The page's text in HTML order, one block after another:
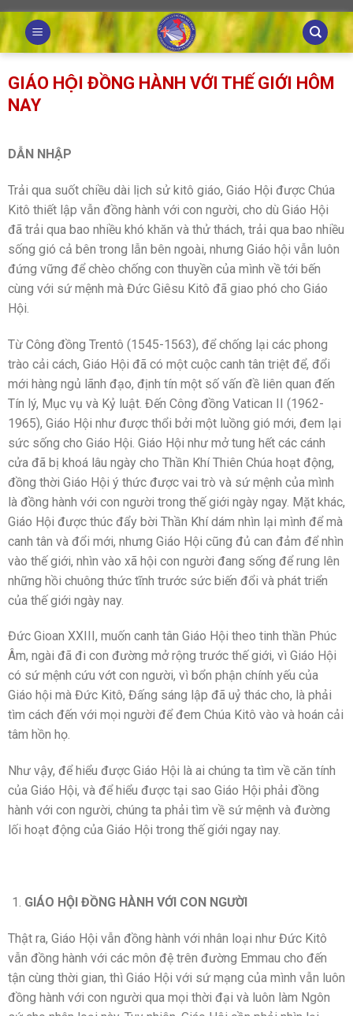
Skip
to
content
GIÁO HỘI ĐỒNG HÀNH VỚI THẾ GIỚI HÔM
NAY
DẪN NHẬP
Trải qua suốt chiều dài lịch sử kitô giáo, Giáo Hội được Chúa
Kitô thiết lập vẫn đồng hành với con người, cho dù Giáo Hội
đã trải qua bao nhiều khó khăn và thử thách, trải qua bao nhiều
sống gió cả bên trong lẫn bên ngoài, nhưng Giáo hội vẫn luôn
đứng vững để chèo chống con thuyền của mình về tới bến
cùng với sứ mệnh mà Đức Giêsu Kitô đã giao phó cho Giáo
Hội.
Từ Công đồng Trentô (1545-1563), để chống lại các phong
trào cải cách, Giáo Hội đã có một cuộc canh tân triệt để, đổi
mới hàng ngủ lãnh đạo, định tín một số vấn đề liên quan đến
Tín lý, Mục vụ và Kỷ luật. Đến Công đồng Vatican II (1962-
1965), Giáo Hội như được thổi bởi một luồng gió mới, đem lại
sức sống cho Giáo Hội. Giáo Hội như mở tung hết các cánh
cửa đã bị khoá lâu ngày cho Thần Khí Thiên Chúa hoạt động,
đồng thời Giáo Hội ý thức được vai trò và sứ mệnh của mình
là đồng hành với con người trong thế giới ngày ngay. Mặt khác,
Giáo Hội được thúc đẩy bời Thần Khí dám nhìn lại mình để mà
canh tân và đổi mới, nhưng Giáo Hội cũng đủ can đảm để nhìn
vào thế giới, nhìn vào xã hội con người đang sống để rung lên
những hồi chuông thức tĩnh trước sức biến đổi và phát triển
của thế giới ngày nay.
Đức Gioan XXIII, muốn canh tân Giáo Hội theo tinh thần Phúc
Âm, ngài đã đi con đường mở rộng trước thế giới, vì Giáo Hội
có sứ mệnh cứu vớt con người, vì bổn phận chính yếu của
Giáo hội mà Đức Kitô, Đấng sáng lập đã uỷ thác cho, là phải
tìm cách đến với mọi người để đem Chúa Kitô vào và hoán cải
tâm hồn họ.
Như vậy, để hiểu được Giáo Hội là ai chúng ta tìm về căn tính
của Giáo Hội, và để hiểu được tại sao Giáo Hội phải đồng
hành với con người, chúng ta phải tìm về sứ mệnh và đường
lối hoạt động của Giáo Hội trong thế giới ngay nay.
GIÁO HỘI ĐỒNG HÀNH VỚI CON NGƯỜI
Thật ra, Giáo Hội vẫn đồng hành với nhân loại như Đức Kitô
vẫn đồng hành với các môn đệ trên đường Emmau cho đến
tận cùng thời gian, thì Giáo Hội với sứ mạng của mình vẫn luôn
đồng hành với con người qua mọi thời đại và luôn làm Ngôn